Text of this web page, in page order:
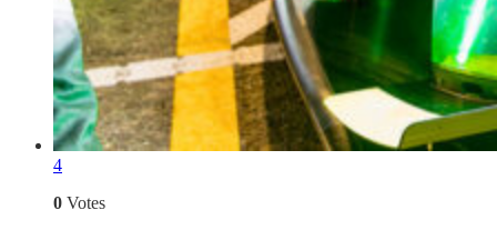
4
0 Votes